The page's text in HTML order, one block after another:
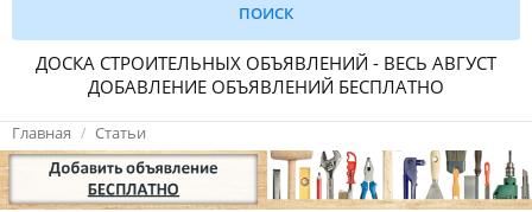
ДОСКА СТРОИТЕЛЬНЫХ ОБЪЯВЛЕНИЙ - ВЕСЬ АВГУСТ
ДОБАВЛЕНИЕ ОБЪЯВЛЕНИЙ БЕСПЛАТНО
Главная Статьи